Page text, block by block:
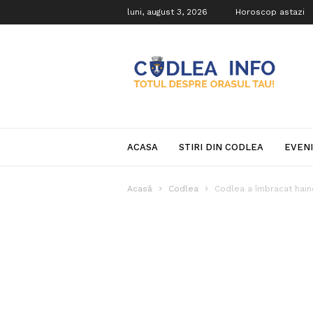
luni, august 3, 2026 Horoscop astazi
Info
ACASA STIRI DIN CODLEA
Acasă Codlea Codlea a îmbracat